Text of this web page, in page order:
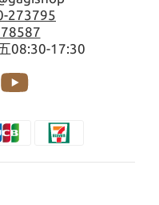
273795
08:30-17:30